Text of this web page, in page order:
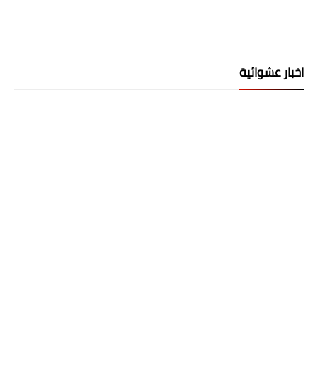
اخبار عشوائية